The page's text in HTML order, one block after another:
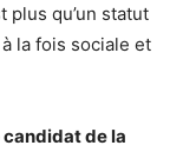
plus qu’un statut
la fois sociale et
candidat de la